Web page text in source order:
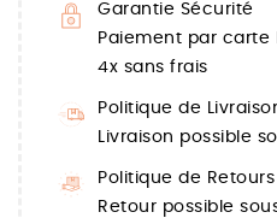
Garantie Sécurité
Paiement par carte
4x sans frais
Politique de
Livraison possible
Politique de Retours
Retour possible